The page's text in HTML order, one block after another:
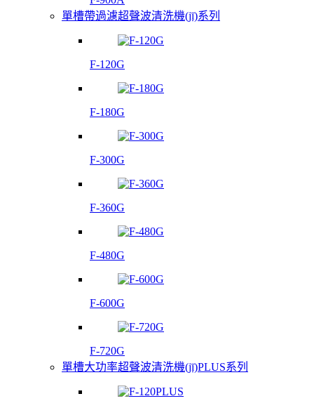
單槽帶過濾超聲波清洗機(jī)系列
F-120G
F-180G
F-300G
F-360G
F-480G
F-600G
F-720G
單槽大功率超聲波清洗機(jī)PLUS系列